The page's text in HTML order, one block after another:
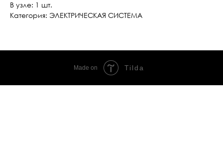
В узле: 1 шт.
Категория: ЭЛЕКТРИЧЕСКАЯ СИСТЕМА
Made on Tilda